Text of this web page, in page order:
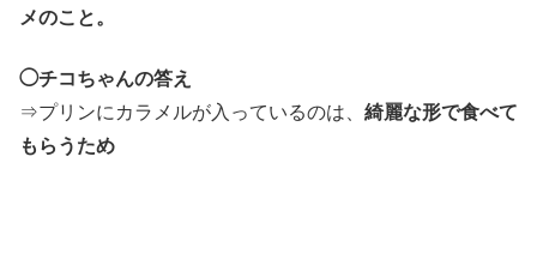
メのこと。
◯チコちゃんの答え
⇒プリンにカラメルが入っているのは、 綺麗な形で食べて
もらうため